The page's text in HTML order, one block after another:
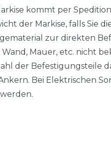
kommt per
der Markise, falls Sie
zur direkten
Mauer, etc. nicht
der Befestigungsteile
Bei Elektrischen